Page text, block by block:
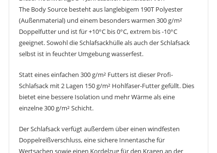
The Body Source besteht aus langlebigem 190T Polyester
(Außenmaterial) und einem besonders warmen 300 g/m²
Doppelfutter und ist für +10°C bis 0°C, extrem bis -10°C
geeignet. Sowohl die Schlafsackhülle als auch der Schlafsack
selbst ist in feuchter Umgebung wasserfest.
Statt eines einfachen 300 g/m² Futters ist dieser Profi-
Schlafsack mit 2 Lagen 150 g/m² Hohlfaser-Futter gefüllt. Dies
bietet eine bessere Isolation und mehr Wärme als eine
einzelne 300 g/m² Schicht.
Der Schlafsack verfügt außerdem über einen windfesten
Doppelreißverschluss, eine sichere Innentasche für
Wertsachen sowie einen Kordelzug für den Kragen an der